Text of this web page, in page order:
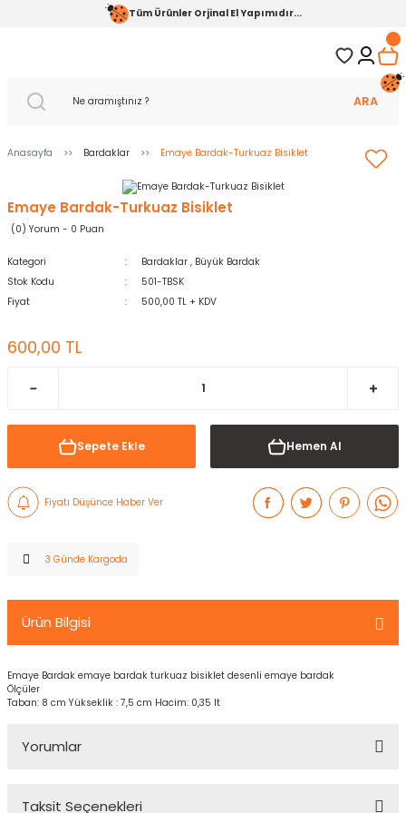
Tüm Ürünler Orjinal El Yapımıdır...
ARA
Anasayfa Bardaklar Emaye Bardak-Turkuaz Bisiklet
Emaye Bardak-Turkuaz Bisiklet
(0) Yorum - 0 Puan
Kategori Bardaklar , Büyük Bardak
Stok Kodu
501-TBSK
Fiyat
500,00 TL + KDV
600,00 TL
Sepete Ekle Hemen Al
Fiyatı Düşünce Haber Ver
3 Günde Kargoda
Ürün Bilgisi
Emaye Bardak emaye bardak turkuaz bisiklet desenli emaye bardak
Ölçüler
Taban: 8 cm Yükseklik : 7,5 cm Hacim: 0,35 lt
Yorumlar
Taksit Seçenekleri